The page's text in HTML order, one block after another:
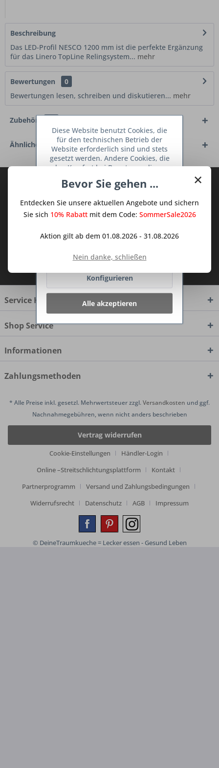
Beschreibung
Das LED-Profil NESCO 1200 mm ist die perfekte Ergänzung
für das Linero TopLine Relingsystem... mehr
Bewertungen
0
Bewertungen lesen, schreiben und diskutieren... mehr
Zubehör
Ähnliche Artikel
Abonnieren Sie den kostenlosen Deine
Sie keine Neuigkeit oder Aktion mehr aus
dem Traum Küchen - Shop.
Ich habe dieDatenschutzbestimmungen
zur Kenntnis genommen.
Service Hotline
Shop Service
Informationen
Zahlungsmethoden
* Alle Preise inkl. gesetzl. Mehrwertsteuer zzgl.Versandkosten und ggf.
Nachnahmegebühren, wenn nicht anders beschrieben
Vertrag widerrufen
Cookie-Einstellungen
Händler-Login
Online –Streitschlichtungsplattform
Kontakt
Partnerprogramm
Versand und Zahlungsbedingungen
Widerrufsrecht
Datenschutz AGB Impressum
© DeineTraumkueche = Lecker essen - Gesund Leben
×
Bevor Sie gehen ...
Entdecken Sie unsere aktuellen Angebote und sichern
Sie sich 10% Rabattmit dem Code: SommerSale2026
Aktion gilt ab dem 01.08.2026 - 31.08.2026
Nein danke, schließen
Diese Website benutzt Cookies, die
für den technischen Betrieb der
Website erforderlich sind und stets
gesetzt werden. Andere Cookies, die
den Komfort bei Benutzung dieser
dienen oder die Interaktion mit
Netzwerken vereinfachen sollen,
werden nur mit Ihrer Zustimmung
Ablehnen
Konfigurieren
Alle akzeptieren